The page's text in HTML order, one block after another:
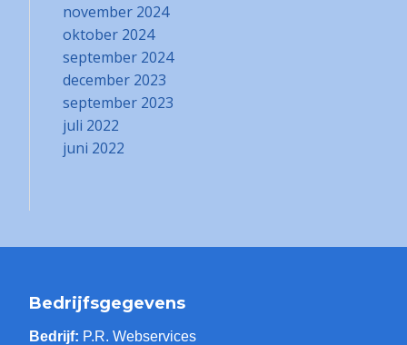
november 2024
oktober 2024
september 2024
december 2023
september 2023
juli 2022
juni 2022
Bedrijfsgegevens
Bedrijf: P.R. Webservices